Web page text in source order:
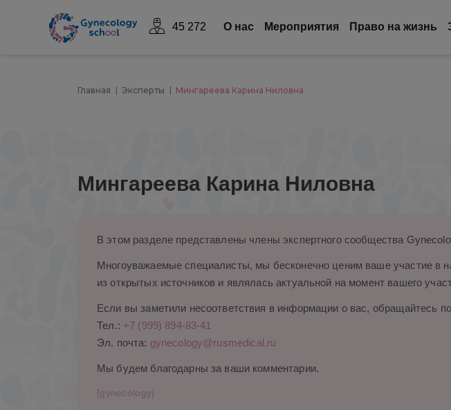
45 272 О нас Mероприятия Право на жизнь
Главная Эксперты Мингареева Карина Ниловна
Мингареева Карина Ниловна
В этом разделе представлены члены экспертного сообщества
Многоуважаемые специалисты, мы бесконечно ценим ваше участие
из открытых источников и являлась актуальной на момент вашего
Если вы заметили несоответствия в информации о вас, обращайтесь
Тел.: +7 (999) 894-83-41
Эл. почта: gynecology@rusmedical.ru
Мы будем благодарны за ваши комментарии.
[gynecology]